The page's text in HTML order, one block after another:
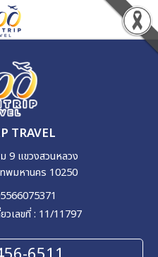
TRAVEL
9 แขวงสวนหลวง
พมหานคร 10250
วเลขที่ : 11/11797